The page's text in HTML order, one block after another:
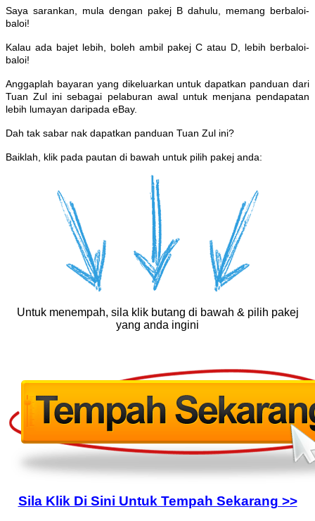
Saya sarankan, mula dengan pakej B dahulu, memang berbaloi-
baloi!
Kalau ada bajet lebih, boleh ambil pakej C atau D, lebih berbaloi-
baloi!
Anggaplah bayaran yang dikeluarkan untuk dapatkan panduan dari
Tuan Zul ini sebagai pelaburan awal untuk menjana pendapatan
lebih lumayan daripada eBay.
Dah tak sabar nak dapatkan panduan Tuan Zul ini?
Baiklah, klik pada pautan di bawah untuk pilih pakej anda:
Untuk menempah, sila klik butang di bawah & pilih pakej
yang anda ingini
Sila Klik Di Sini Untuk Tempah Sekarang >>